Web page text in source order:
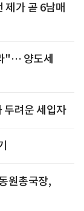
가 곧 6남매
"… 양도세
려운 세입자
원총국장,